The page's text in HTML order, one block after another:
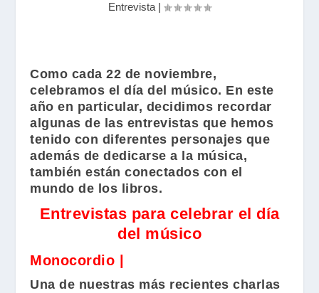
Entrevista |
Como cada 22 de noviembre,
celebramos el día del músico. En este
año en particular, decidimos recordar
algunas de las entrevistas que hemos
tenido con diferentes personajes que
además de dedicarse a la música,
también están conectados con el
mundo de los libros.
Entrevistas para celebrar el día
del músico
Monocordio |
Una de nuestras más recientes charlas